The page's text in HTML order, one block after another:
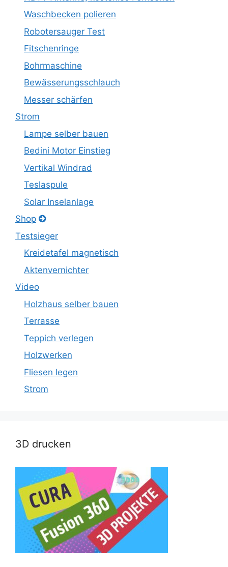
Waschbecken polieren
Robotersauger Test
Fitschenringe
Bohrmaschine
Bewässerungsschlauch
Messer schärfen
Strom
Lampe selber bauen
Bedini Motor Einstieg
Vertikal Windrad
Teslaspule
Solar Inselanlage
Shop
Testsieger
Kreidetafel magnetisch
Aktenvernichter
Video
Holzhaus selber bauen
Terrasse
Teppich verlegen
Holzwerken
Fliesen legen
Strom
3D drucken